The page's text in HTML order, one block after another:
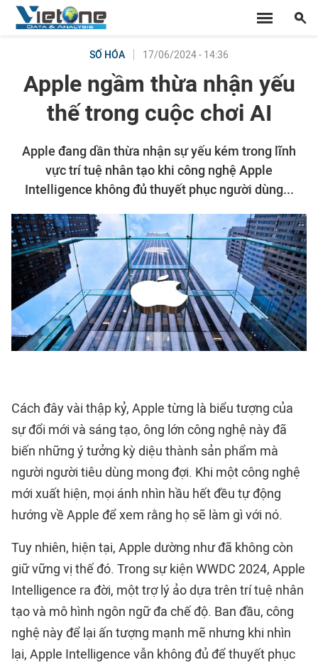
SỐ HÓA 17/06/2024 - 14:36
Apple ngầm thừa nhận yếu
thế trong cuộc chơi AI
Apple đang dần thừa nhận sự yếu kém trong lĩnh
vực trí tuệ nhân tạo khi công nghệ Apple
Intelligence không đủ thuyết phục người dùng...
Cách đây vài thập kỷ, Apple từng là biểu tượng của
sự đổi mới và sáng tạo, ông lớn công nghệ này đã
biến những ý tưởng kỳ diệu thành sản phẩm mà
người người tiêu dùng mong đợi. Khi một công nghệ
mới xuất hiện, mọi ánh nhìn hầu hết đều tự động
hướng về Apple để xem rằng họ sẽ làm gì với nó.
Tuy nhiên, hiện tại, Apple dường như đã không còn
giữ vững vị thế đó. Trong sự kiện WWDC 2024, Apple
Intelligence ra đời, một trợ lý ảo dựa trên trí tuệ nhân
tạo và mô hình ngôn ngữ đa chế độ. Ban đầu, công
nghệ này để lại ấn tượng mạnh mẽ nhưng khi nhìn
lại, Apple Intelligence vẫn không đủ để thuyết phục